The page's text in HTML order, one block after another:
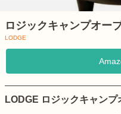
ロジックキャンプオー
LODGE
LODGE ロジックキャン